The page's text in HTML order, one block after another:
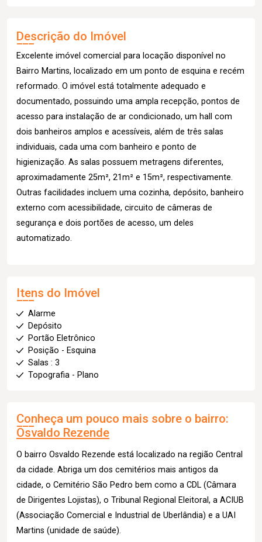
Descrição do Imóvel
Excelente imóvel comercial para locação disponível no
Bairro Martins, localizado em um ponto de esquina e recém
reformado. O imóvel está totalmente adequado e
documentado, possuindo uma ampla recepção, pontos de
acesso para instalação de ar condicionado, um hall com
dois banheiros amplos e acessíveis, além de três salas
individuais, cada uma com banheiro e ponto de
higienização. As salas possuem metragens diferentes,
aproximadamente 25m², 21m² e 15m², respectivamente.
Outras facilidades incluem uma cozinha, depósito, banheiro
externo com acessibilidade, circuito de câmeras de
segurança e dois portões de acesso, um deles
automatizado.
Itens do Imóvel
Alarme
Depósito
Portão Eletrônico
Posição - Esquina
Salas : 3
Topografia - Plano
Conheça um pouco mais sobre o bairro:
Osvaldo Rezende
O bairro Osvaldo Rezende está localizado na região Central
da cidade. Abriga um dos cemitérios mais antigos da
cidade, o Cemitério São Pedro bem como a CDL (Câmara
de Dirigentes Lojistas), o Tribunal Regional Eleitoral, a ACIUB
(Associação Comercial e Industrial de Uberlândia) e a UAI
Martins (unidade de saúde).